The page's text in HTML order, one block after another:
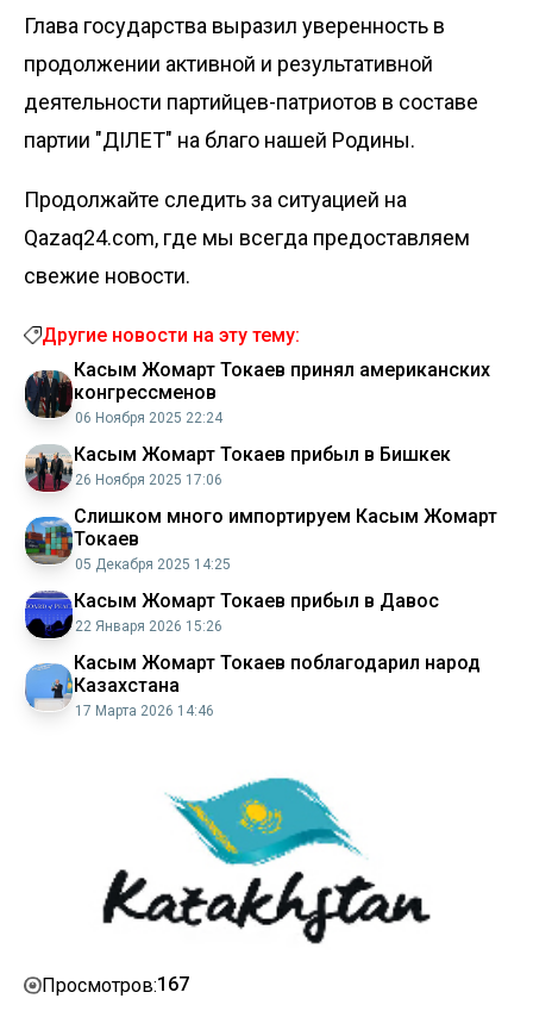
Глава государства выразил уверенность в
продолжении активной и результативной
деятельности партийцев-патриотов в составе
партии "ӘДІЛЕТ" на благо нашей Родины.
Продолжайте следить за ситуацией на
Qazaq24.com, где мы всегда предоставляем
свежие новости.
Другие новости на эту тему:
Касым Жомарт Токаев принял американских
конгрессменов
06 Ноября 2025 22:24
Касым Жомарт Токаев прибыл в Бишкек
26 Ноября 2025 17:06
Слишком много импортируем Касым Жомарт
Токаев
05 Декабря 2025 14:25
Касым Жомарт Токаев прибыл в Давос
22 Января 2026 15:26
Касым Жомарт Токаев поблагодарил народ
Казахстана
17 Марта 2026 14:46
Просмотров:167